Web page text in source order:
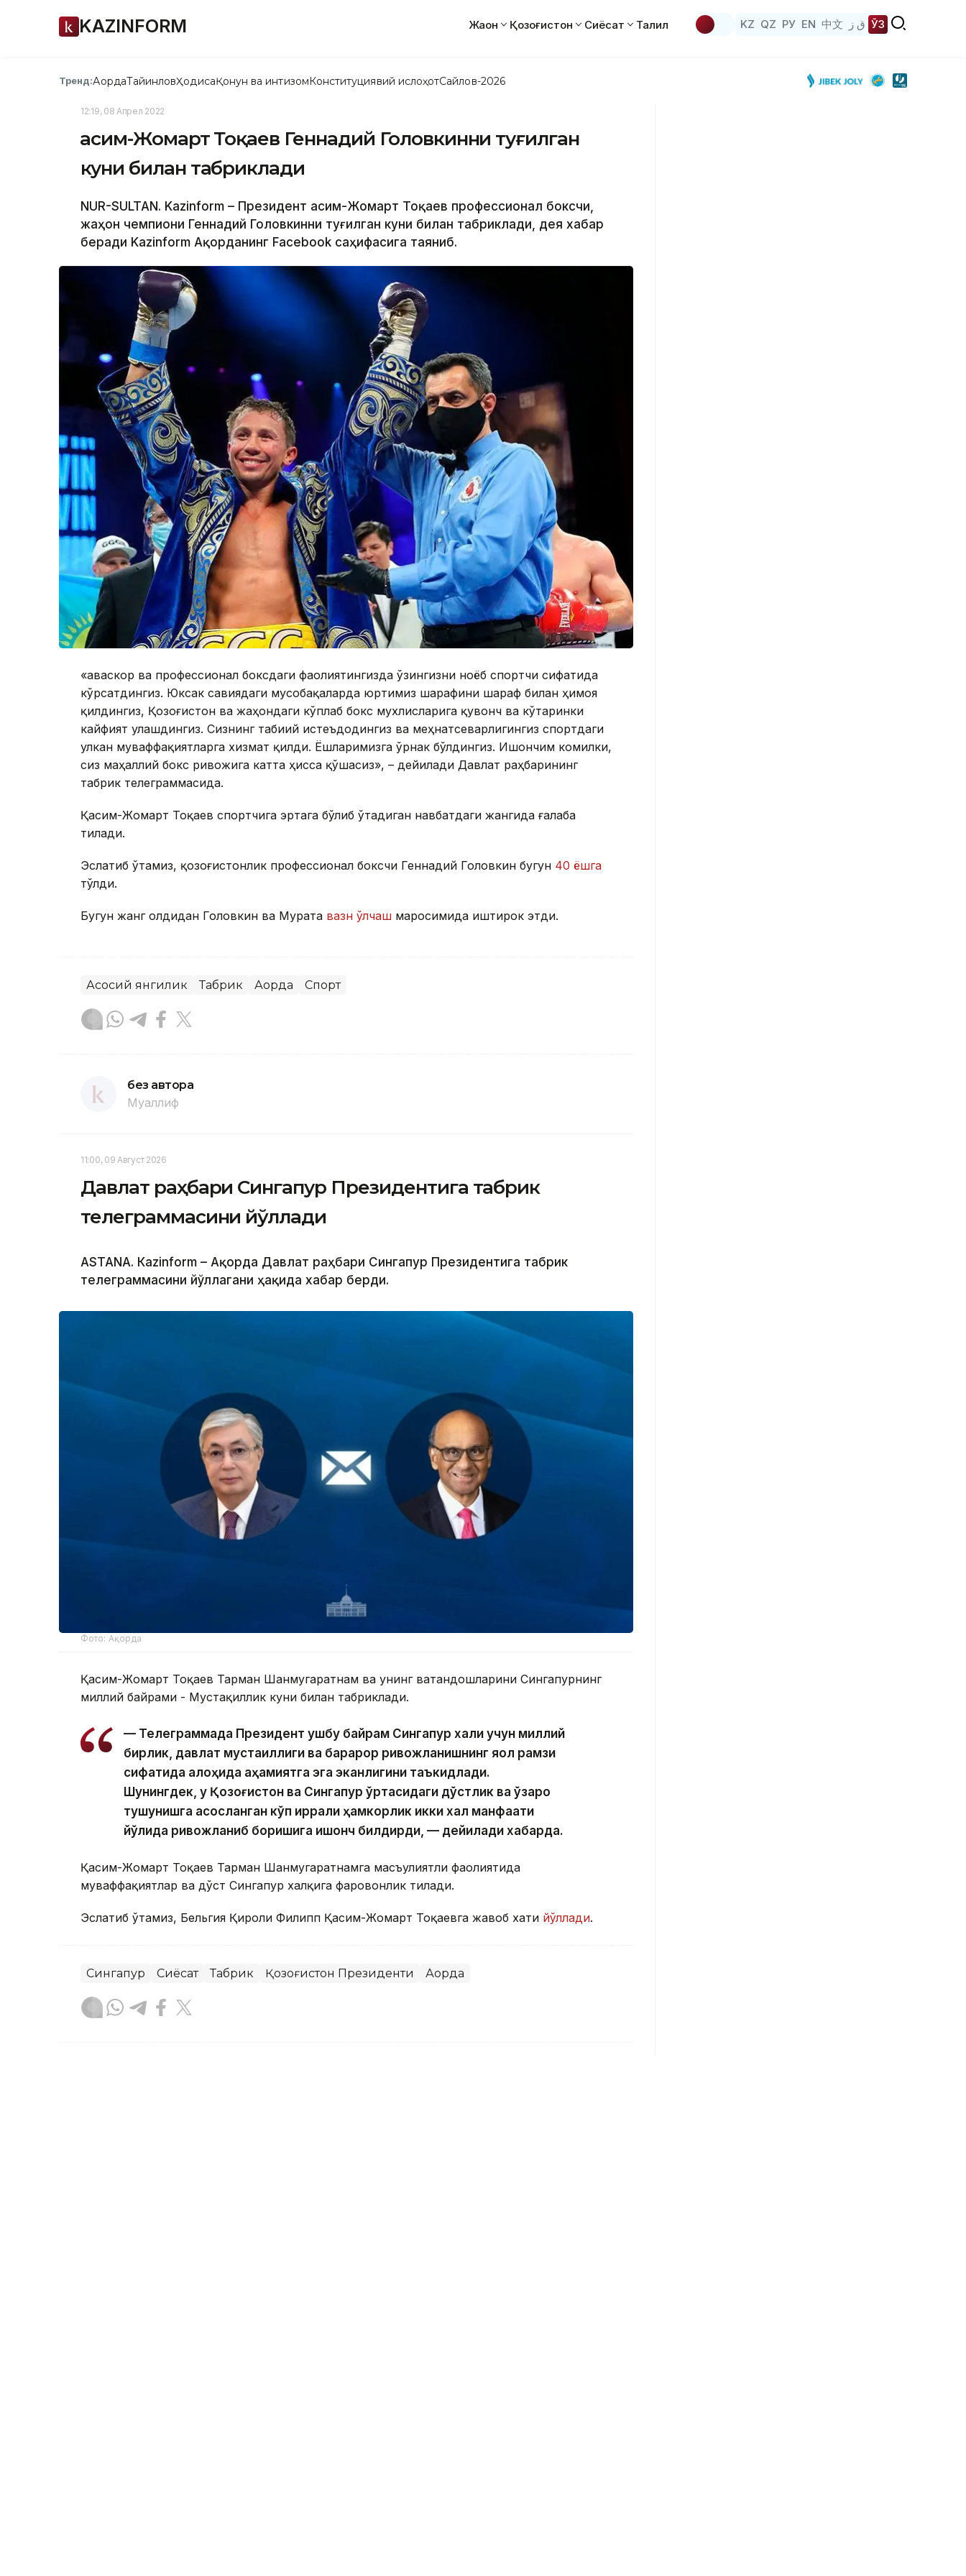
KAZINFORM Жаҳон Қозоғистон Сиёсат Таҳлил KZ QZ РУ EN 中文 ق ز ЎЗ
Тренд:АқордаТайинловҲодисаҚонун ва интизомКонституциявий ислоҳотСайлов-2026
12:19, 08 Апрел 2022
Қасим-Жомарт Тоқаев Геннадий Головкинни туғилган
куни билан табриклади
NUR-SULTAN. Kazinform – Президент Қасим-Жомарт Тоқаев профессионал боксчи,
жаҳон чемпиони Геннадий Головкинни туғилган куни билан табриклади, дея хабар
беради Kazinform Ақорданинг Facebook саҳифасига таяниб.
«Ҳаваскор ва профессионал боксдаги фаолиятингизда ўзингизни ноёб спортчи сифатида
кўрсатдингиз. Юксак савиядаги мусобақаларда юртимиз шарафини шараф билан ҳимоя
қилдингиз, Қозоғистон ва жаҳондаги кўплаб бокс мухлисларига қувонч ва кўтаринки
кайфият улашдингиз. Сизнинг табиий истеъдодингиз ва меҳнатсеварлигингиз спортдаги
улкан муваффақиятларга хизмат қилди. Ёшларимизга ўрнак бўлдингиз. Ишончим комилки,
сиз маҳаллий бокс ривожига катта ҳисса қўшасиз», – дейилади Давлат раҳбарининг
табрик телеграммасида.
Қасим-Жомарт Тоқаев спортчига эртага бўлиб ўтадиган навбатдаги жангида ғалаба
тилади.
Эслатиб ўтамиз, қозоғистонлик профессионал боксчи Геннадий Головкин бугун 40 ёшга
тўлди.
Бугун жанг олдидан Головкин ва Мурата вазн ўлчаш маросимида иштирок этди.
Асосий янгилик Табрик Ақорда Спорт
без автора
Муаллиф
11:00, 09 Август 2026
Давлат раҳбари Сингапур Президентига табрик
телеграммасини йўллади
ASTANА. Кazinform – Ақорда Давлат раҳбари Сингапур Президентига табрик
телеграммасини йўллагани ҳақида хабар берди.
Фото: Ақорда
Қасим-Жомарт Тоқаев Тарман Шанмугаратнам ва унинг ватандошларини Сингапурнинг
миллий байрами - Мустақиллик куни билан табриклади.
— Телеграммада Президент ушбу байрам Сингапур халқи учун миллий
бирлик, давлат мустақиллиги ва барқарор ривожланишнинг яққол рамзи
сифатида алоҳида аҳамиятга эга эканлигини таъкидлади.
Шунингдек, у Қозоғистон ва Сингапур ўртасидаги дўстлик ва ўзаро
тушунишга асосланган кўп қиррали ҳамкорлик икки халқ манфаати
йўлида ривожланиб боришига ишонч билдирди, — дейилади хабарда.
Қасим-Жомарт Тоқаев Тарман Шанмугаратнамга масъулиятли фаолиятида
муваффақиятлар ва дўст Сингапур халқига фаровонлик тилади.
Эслатиб ўтамиз, Бельгия Қироли Филипп Қасим-Жомарт Тоқаевга жавоб хати йўллади.
Сингапур Сиёсат Табрик Қозоғистон Президенти Ақорда